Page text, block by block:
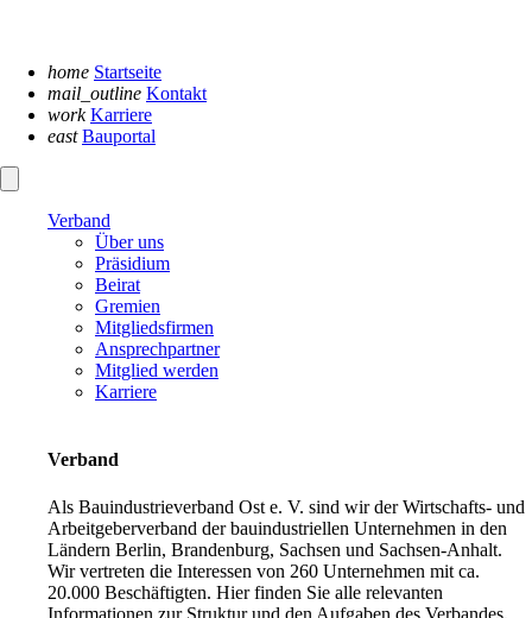
home Startseite
mail_outline Kontakt
work Karriere
east Bauportal
Verband
Über uns
Präsidium
Beirat
Gremien
Mitgliedsfirmen
Ansprechpartner
Mitglied werden
Karriere
Verband
Als Bauindustrieverband Ost e. V. sind wir der Wirtschafts- und
Arbeitgeberverband der bauindustriellen Unternehmen in den
Ländern Berlin, Brandenburg, Sachsen und Sachsen-Anhalt.
Wir vertreten die Interessen von 260 Unternehmen mit ca.
20.000 Beschäftigten. Hier finden Sie alle relevanten
Informationen zur Struktur und den Aufgaben des Verbandes.